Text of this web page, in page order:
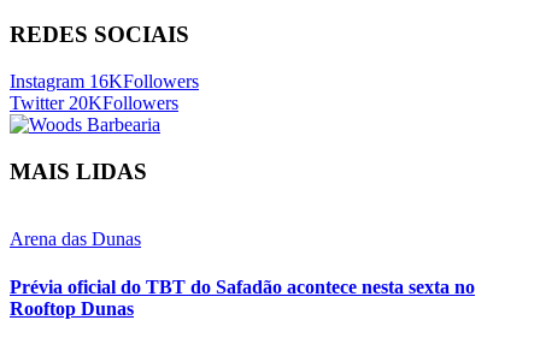
REDES SOCIAIS
Instagram 16KFollowers
Twitter 20KFollowers
MAIS LIDAS
Arena das Dunas
Prévia oficial do TBT do Safadão acontece nesta sexta no
Rooftop Dunas